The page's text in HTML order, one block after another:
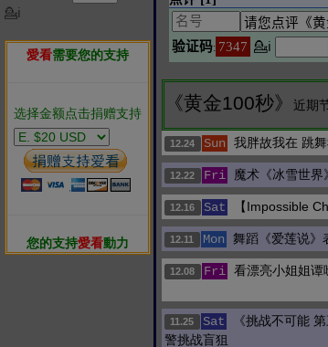
💁ℹ
愛看需要您的支持
选择金额点击捐赠支持
您的支持愛看動力
《黄金100秒》 近期
12.24 Sun 我胖故我在 跳
12.22 Fri 魔术《冰雪世界
12.16 Sat 【Impossible
12.11 Mon 舞蹈《爱莲说》
12.08 Fri 看漂亮小姐姐谭
11.25 Sat
《挑战不可能
警挑战盲狙